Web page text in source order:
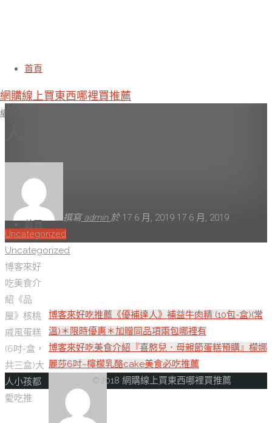
首頁
網購線上買東西哪裡買推薦
網購線上買東西哪裡買推薦
轉
至
內
容
首頁
博客來好吃美食介紹《品屋》核
桃戚風蛋糕(6吋-盒，共三盒)大
撰寫 admin 於 17 6 月, 2019 17 6 月, 2019
Uncategorized
首
頁
Uncategorized
博客來好
吃美食介
紹《品
屋》核桃
戚風蛋糕
(6吋-盒，
共三盒)大
人小孩都
愛吃推
博客來好吃推薦《優補達人》補益牛肉精 (10包-盒)(常
溫)＊限時優惠＊加贈同品項兩包哪裡有
博客來好吃美食介紹『喜憨兒．母親節蛋糕預購』檬娜
麗莎6吋~檸檬乳酪cake美食必吃推薦
回
©2018 網購線上買東西哪裡買推薦